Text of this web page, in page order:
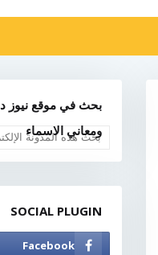
بحث في موقع نيوز
ومعاني الاسماء
SOCIAL PLUGIN